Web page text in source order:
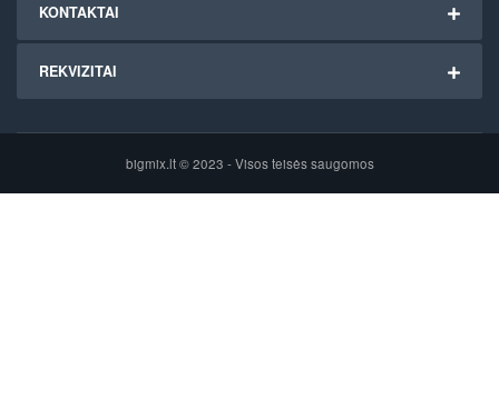
KONTAKTAI
REKVIZITAI
bigmix.lt © 2023 - Visos teisės saugomos